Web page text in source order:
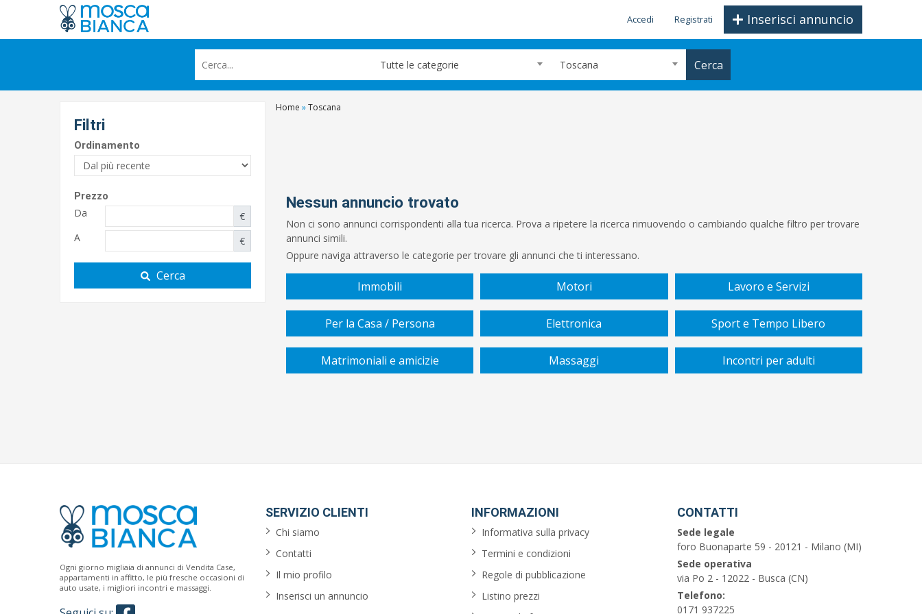
Inserisci annuncio
Accedi Registrati
Tutte le categorie Toscana Cerca
Filtri
Ordinamento
Prezzo
Da
€
A
€
Cerca
Home »Toscana
Nessun annuncio trovato
Non ci sono annunci corrispondenti alla tua ricerca. Prova a ripetere la ricerca rimuovendo o cambiando qualche filtro per trovare
annunci simili.
Oppure naviga attraverso le categorie per trovare gli annunci che ti interessano.
Immobili Motori Lavoro e Servizi
Per la Casa / Persona Elettronica Sport e Tempo Libero
Matrimoniali e amicizie Massaggi Incontri per adulti
Ogni giorno migliaia di annunci di Vendita Case,
appartamenti in affitto, le più fresche occasioni di
auto usate, i migliori incontri e massaggi.
SERVIZIO CLIENTI
Chi siamo
Contatti
Il mio profilo
Inserisci un annuncio
INFORMAZIONI
Informativa sulla privacy
Termini e condizioni
Regole di pubblicazione
Listino prezzi
CONTATTI
Sede legale
foro Buonaparte 59 - 20121 - Milano (MI)
Sede operativa
via Po 2 - 12022 - Busca (CN)
Telefono:
0171 937225